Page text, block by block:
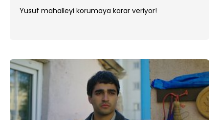
Yusuf mahalleyi korumaya karar veriyor!